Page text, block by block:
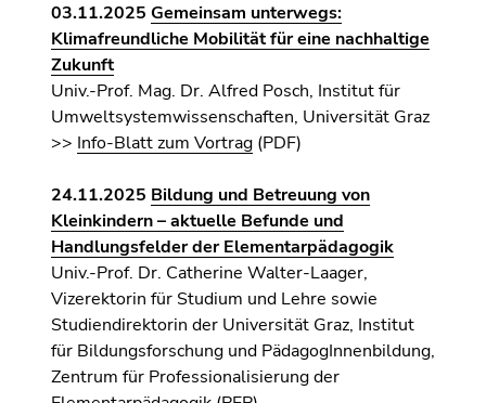
03.11.2025 Gemeinsam unterwegs:
Klimafreundliche Mobilität für eine nachhaltige
Zukunft
Univ.-Prof. Mag. Dr. Alfred Posch, Institut für
Umweltsystemwissenschaften, Universität Graz
>> Info-Blatt zum Vortrag (PDF)
24.11.2025 Bildung und Betreuung von
Kleinkindern – aktuelle Befunde und
Handlungsfelder der Elementarpädagogik
Univ.-Prof. Dr. Catherine Walter-Laager,
Vizerektorin für Studium und Lehre sowie
Studiendirektorin der Universität Graz, Institut
für Bildungsforschung und PädagogInnenbildung,
Zentrum für Professionalisierung der